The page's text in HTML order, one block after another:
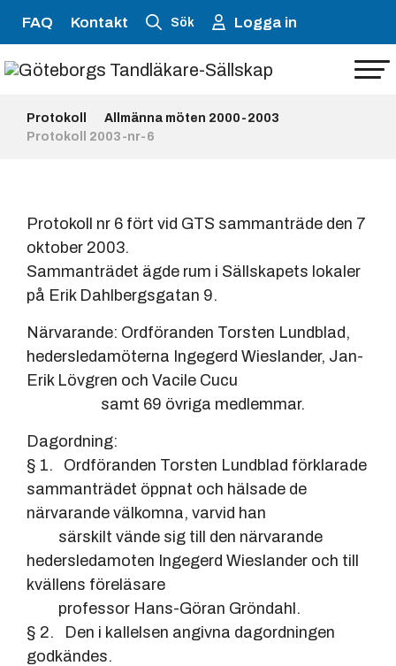
FAQ Kontakt Sök Logga in
Protokoll
Allmänna möten 2000-2003
Protokoll 2003-nr-6
Protokoll nr 6 fört vid GTS sammanträde den 7
oktober 2003.
Sammanträdet ägde rum i Sällskapets lokaler
på Erik Dahlbergsgatan 9.
Närvarande: Ordföranden Torsten Lundblad,
hedersledamöterna Ingegerd Wieslander, Jan-
Erik Lövgren och Vacile Cucu
samt 69 övriga medlemmar.
Dagordning:
§ 1. Ordföranden Torsten Lundblad förklarade
sammanträdet öppnat och hälsade de
närvarande välkomna, varvid han
särskilt vände sig till den närvarande
hedersledamoten Ingegerd Wieslander och till
kvällens föreläsare
professor Hans-Göran Gröndahl.
§ 2. Den i kallelsen angivna dagordningen
godkändes.